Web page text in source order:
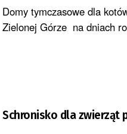
Domy tymczasowe dla
Zielonej Górze na dniach
Schronisko dla zwierząt